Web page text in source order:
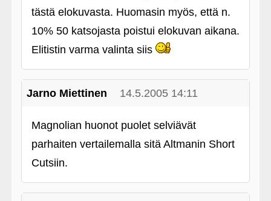
tästä elokuvasta. Huomasin myös, että n.
10% 50 katsojasta poistui elokuvan aikana.
Elitistin varma valinta siis
Jarno Miettinen 14.5.2005 14:11
Magnolian huonot puolet selviävät
parhaiten vertailemalla sitä Altmanin Short
Cutsiin.